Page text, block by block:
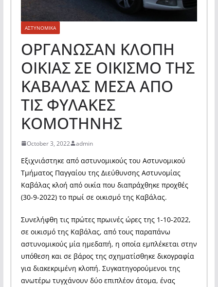
ΑΣΤΥΝΟΜΙΚΑ
ΟΡΓΑΝΩΣΑΝ ΚΛΟΠΗ
ΟΙΚΙΑΣ ΣΕ ΟΙΚΙΣΜΟ ΤΗΣ
ΚΑΒΑΛΑΣ ΜΕΣΑ ΑΠΟ
ΤΙΣ ΦΥΛΑΚΕΣ
ΚΟΜΟΤΗΝΗΣ
October 3, 2022 admin
Εξιχνιάστηκε από αστυνομικούς του Αστυνομικού
Τμήματος Παγγαίου της Διεύθυνσης Αστυνομίας
Καβάλας κλοή από οικία που διαπράχθηκε προχθές
(30-9-2022) το πρωί σε οικισμό της Καβάλας.
Συνελήφθη τις πρώτες πρωινές ώρες της 1-10-2022,
σε οικισμό της Καβάλας, από τους παραπάνω
αστυνομικούς μία ημεδαπή, η οποία εμπλέκεται στην
υπόθεση και σε βάρος της σχηματίσθηκε δικογραφία
για διακεκριμένη κλοπή. Συγκατηγορούμενοι της
ανωτέρω τυγχάνουν δύο επιπλέον άτομα, ένας